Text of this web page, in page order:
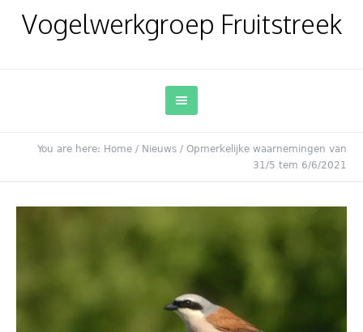
Vogelwerkgroep Fruitstreek
You are here: Home / Nieuws / Opmerkelijke waarnemingen van
31/5 tem 6/6/2021